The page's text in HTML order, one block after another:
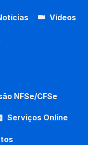
Vídeos
NFSe/CFSe
Serviços Online